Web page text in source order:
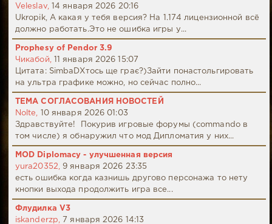
Veleslav,
14 января 2026 20:16
Ukropik, А какая у тебя версия? На 1.174 лицензионной всё
должно работать.Это не ошибка игры у...
Prophesy of Pendor 3.9
Чикабой,
11 января 2026 15:07
Цитата: SimbaDХтось ще грає?)Зайти понастольгировать
на ультра графике можно, но сейчас полно...
ТЕМА СОГЛАСОВАНИЯ НОВОСТЕЙ
Nolte,
10 января 2026 01:03
Здравствуйте! Покурив игровые форумы (commando в
том числе) я обнаружил что мод Дипломатия у них...
MOD Diplomacy - улучшенная версия
yura20352,
9 января 2026 23:35
есть ошибка когда казнишь другово персонажа то нету
кнопки выхода продолжить игра все...
Флудилка V3
iskanderzp,
7 января 2026 14:13